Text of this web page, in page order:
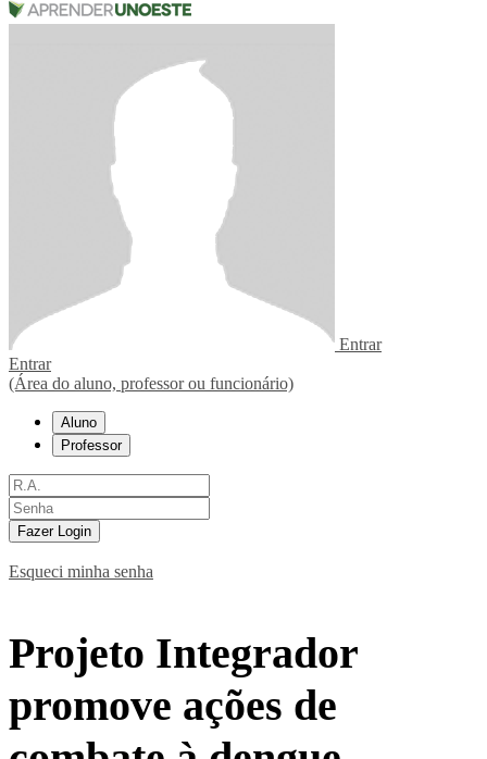
Entrar
Entrar
(Área do aluno, professor ou funcionário)
Aluno
Professor
Fazer Login
Esqueci minha senha
Projeto Integrador
promove ações de